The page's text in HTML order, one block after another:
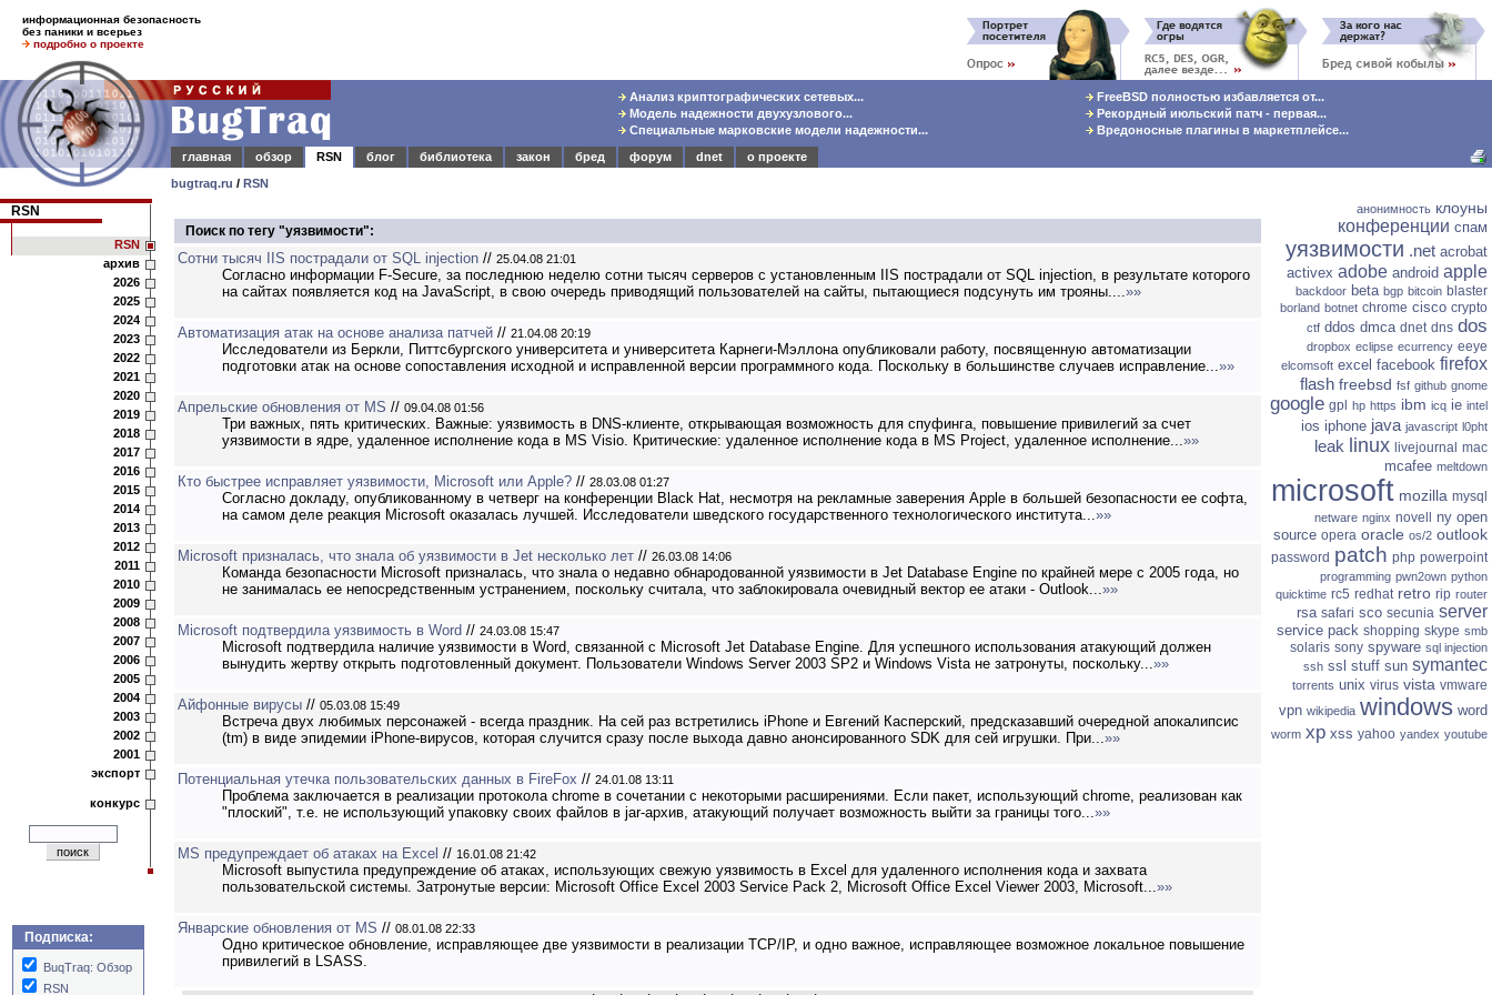
информационная безопасность
без паники и всерьез
подробно о проекте
Анализ криптографических сетевых...
Модель надежности двухузлового...
Специальные марковские модели надежности...
FreeBSD полностью избавляется от...
Рекордный июльский патч - первая...
Вредоносные плагины в маркетплейсе...
главная
обзор RSN блог библиотека закон бред форум dnet
о проекте
bugtraq.ru / RSN
RSN
RSN
архив
2026
2025
2024
2023
2022
2021
2020
2019
2018
2017
2016
2015
2014
2013
2012
2011
2010
2009
2008
2007
2006
2005
2004
2003
2002
2001
экспорт
конкурс
Подписка:
BuqTraq: Обзор
RSN
Поиск по тегу "уязвимости":
Сотни тысяч IIS пострадали от SQL injection // 25.04.08 21:01
Согласно информации F-Secure, за последнюю неделю сотни тысяч серверов с установленным IIS пострадали от SQL injection, в результате которого
на сайтах появляется код на JavaScript, в свою очередь приводящий пользователей на сайты, пытающиеся подсунуть им трояны....»»
Автоматизация атак на основе анализа патчей // 21.04.08 20:19
Исследователи из Беркли, Питтсбургского университета и университета Карнеги-Мэллона опубликовали работу, посвященную автоматизации
подготовки атак на основе сопоставления исходной и исправленной версии программного кода. Поскольку в большинстве случаев исправление...»»
Апрельские обновления от MS // 09.04.08 01:56
Три важных, пять критических. Важные: уязвимость в DNS-клиенте, открывающая возможность для спуфинга, повышение привилегий за счет
уязвимости в ядре, удаленное исполнение кода в MS Visio. Критические: удаленное исполнение кода в MS Project, удаленное исполнение...»»
Кто быстрее исправляет уязвимости, Microsoft или Apple? // 28.03.08 01:27
Согласно докладу, опубликованному в четверг на конференции Black Hat, несмотря на рекламные заверения Apple в большей безопасности ее софта,
на самом деле реакция Microsoft оказалась лучшей. Исследователи шведского государственного технологического института...»»
Microsoft призналась, что знала об уязвимости в Jet несколько лет // 26.03.08 14:06
Команда безопасности Microsoft призналась, что знала о недавно обнародованной уязвимости в Jet Database Engine по крайней мере с 2005 года, но
не занималась ее непосредственным устранением, поскольку считала, что заблокировала очевидный вектор ее атаки - Outlook...»»
Microsoft подтвердила уязвимость в Word // 24.03.08 15:47
Microsoft подтвердила наличие уязвимости в Word, связанной с Microsoft Jet Database Engine. Для успешного использования атакующий должен
вынудить жертву открыть подготовленный документ. Пользователи Windows Server 2003 SP2 и Windows Vista не затронуты, поскольку...»»
Айфонные вирусы // 05.03.08 15:49
Встреча двух любимых персонажей - всегда праздник. На сей раз встретились iPhone и Евгений Касперский, предсказавший очередной апокалипсис
(tm) в виде эпидемии iPhone-вирусов, которая случится сразу после выхода давно анонсированного SDK для сей игрушки. При...»»
Потенциальная утечка пользовательских данных в FireFox // 24.01.08 13:11
Проблема заключается в реализации протокола chrome в сочетании с некоторыми расширениями. Если пакет, использующий chrome, реализован как
"плоский", т.е. не использующий упаковку своих файлов в jar-архив, атакующий получает возможность выйти за границы того...»»
MS предупреждает об атаках на Excel // 16.01.08 21:42
Microsoft выпустила предупреждение об атаках, использующих свежую уязвимость в Excel для удаленного исполнения кода и захвата
пользовательской системы. Затронутые версии: Microsoft Office Excel 2003 Service Pack 2, Microsoft Office Excel Viewer 2003, Microsoft...»»
Январские обновления от MS // 08.01.08 22:33
Одно критическое обновление, исправляющее две уязвимости в реализации TCP/IP, и одно важное, исправляющее возможное локальное повышение
привилегий в LSASS.
анонимность клоуны
конференции спам
уязвимости .net acrobat
activex adobe android apple
backdoor beta bgp bitcoin blaster
borland botnet chrome cisco crypto
ctf ddos dmca dnet dns dos
dropbox eclipse ecurrency eeye
elcomsoft excel facebook firefox
flash freebsd fsf github gnome
google gpl hp https ibm icq ie intel
ios iphone java javascript l0pht
leak linux livejournal mac
mcafee meltdown
microsoft mozilla mysql
netware nginx novell ny open
source opera oracle os/2 outlook
password patch php powerpoint
programming pwn2own python
quicktime rc5 redhat retro rip router
rsa safari sco secunia server
service pack shopping skype smb
solaris sony spyware sql injection
ssh ssl stuff sun symantec
torrents unix virus vista vmware
vpn wikipedia windows word
worm xp xss yahoo yandex youtube